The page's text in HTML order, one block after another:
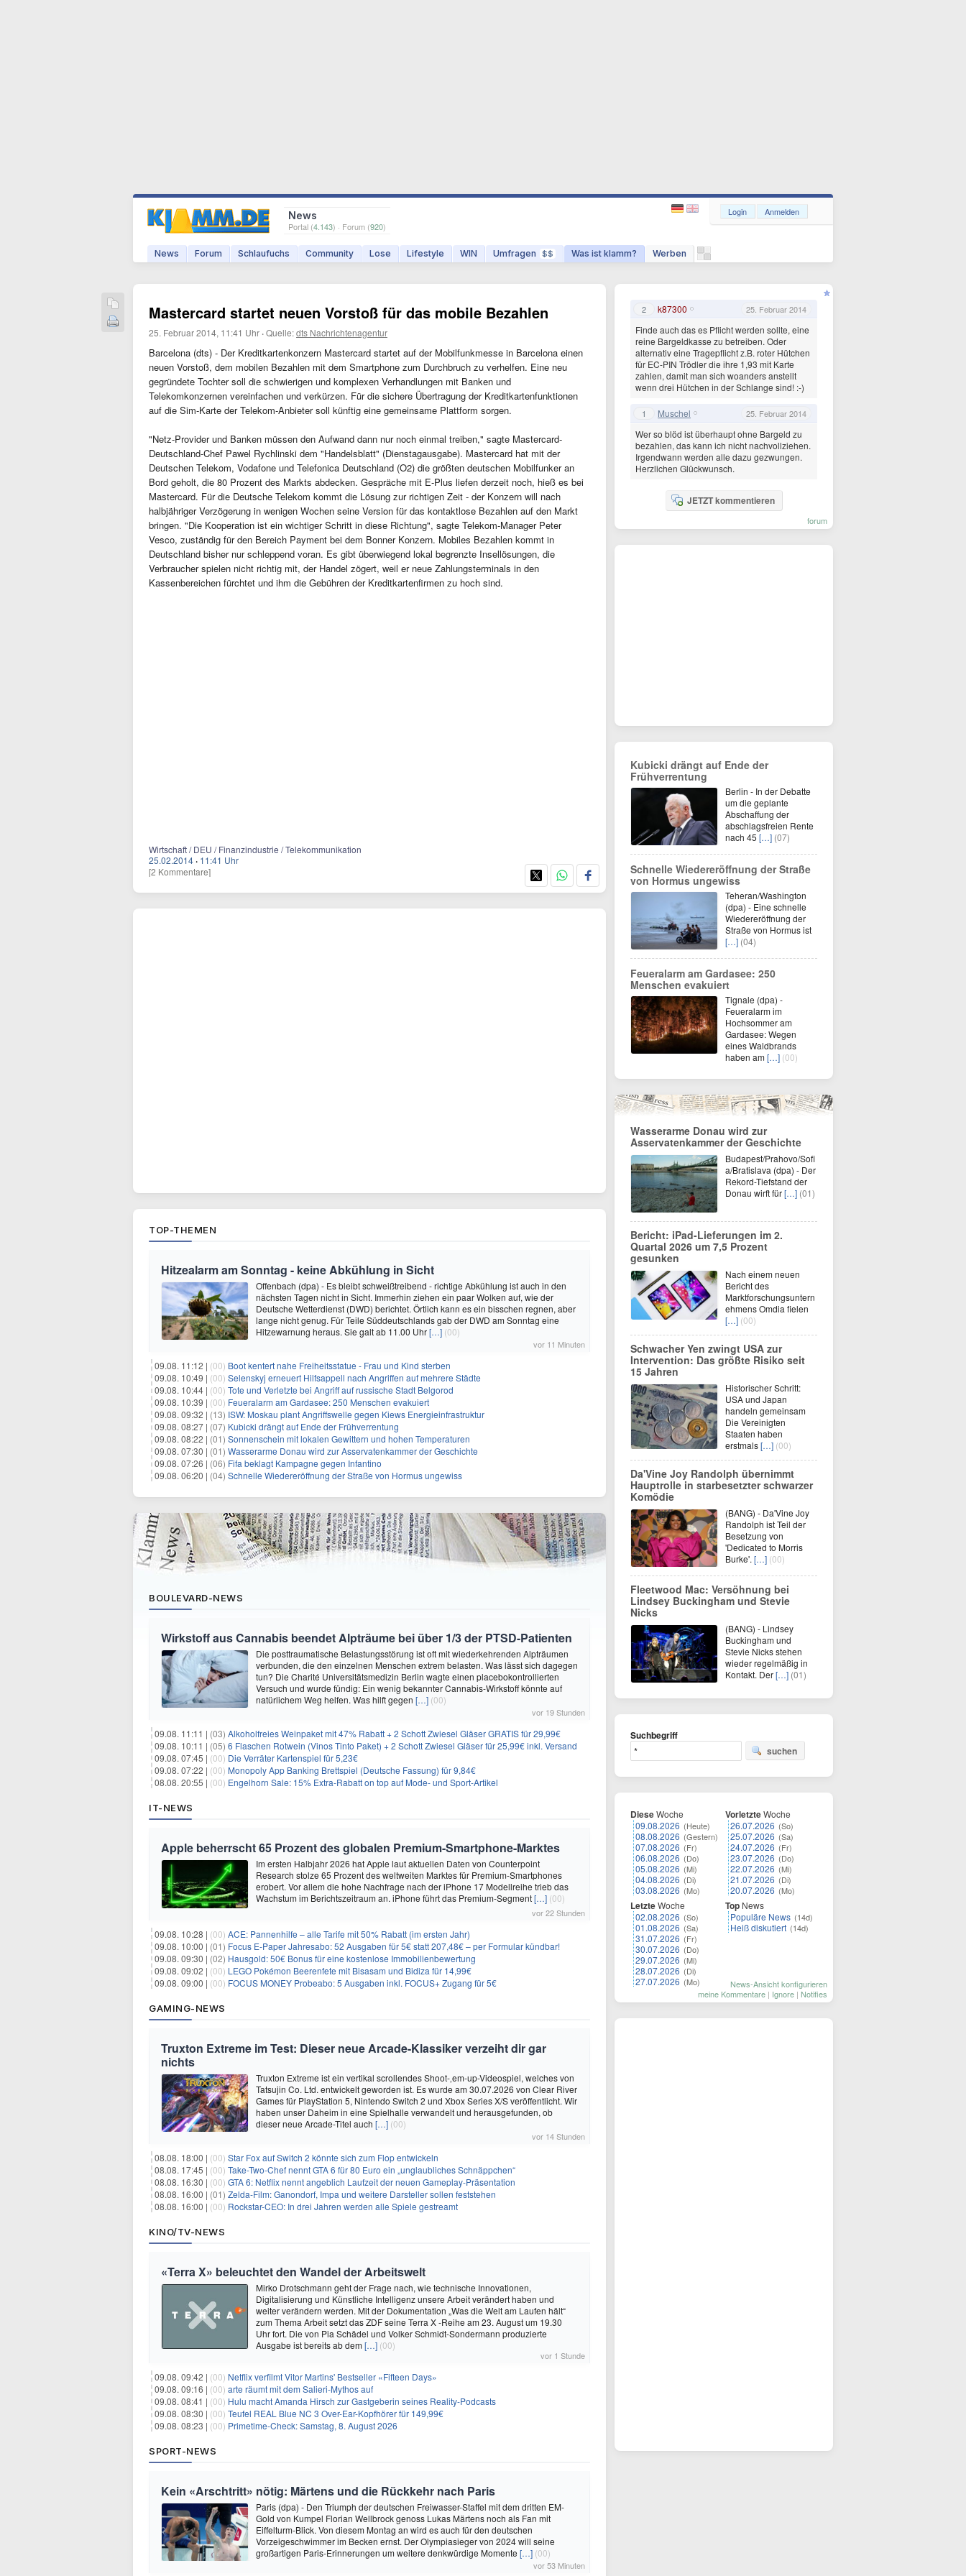
News
Portal (4.143) · Forum (920)
News Forum Schlaufuchs Community Lose Lifestyle WIN Umfragen $$ Was ist klamm? Werben
Login Anmelden
Mastercard startet neuen Vorstoß für das mobile Bezahlen
25. Februar 2014, 11:41 Uhr ·Quelle:dts Nachrichtenagentur
Barcelona (dts) - Der Kreditkartenkonzern Mastercard startet auf der Mobilfunkmesse in Barcelona einen
neuen Vorstoß, dem mobilen Bezahlen mit dem Smartphone zum Durchbruch zu verhelfen. Eine neu
gegründete Tochter soll die schwierigen und komplexen Verhandlungen mit Banken und
Telekomkonzernen vereinfachen und verkürzen. Für die sichere Übertragung der Kreditkartenfunktionen
auf die Sim-Karte der Telekom-Anbieter soll künftig eine gemeinsame Plattform sorgen.
"Netz-Provider und Banken müssen den Aufwand dann nur noch einmal treiben," sagte Mastercard-
Deutschland-Chef Pawel Rychlinski dem "Handelsblatt" (Dienstagausgabe). Mastercard hat mit der
Deutschen Telekom, Vodafone und Telefonica Deutschland (O2) die größten deutschen Mobilfunker an
Bord geholt, die 80 Prozent des Markts abdecken. Gespräche mit E-Plus liefen derzeit noch, hieß es bei
Mastercard. Für die Deutsche Telekom kommt die Lösung zur richtigen Zeit - der Konzern will nach
halbjähriger Verzögerung in wenigen Wochen seine Version für das kontaktlose Bezahlen auf den Markt
bringen. "Die Kooperation ist ein wichtiger Schritt in diese Richtung", sagte Telekom-Manager Peter
Vesco, zuständig für den Bereich Payment bei dem Bonner Konzern. Mobiles Bezahlen kommt in
Deutschland bisher nur schleppend voran. Es gibt überwiegend lokal begrenzte Insellösungen, die
Verbraucher spielen nicht richtig mit, der Handel zögert, weil er neue Zahlungsterminals in den
Kassenbereichen fürchtet und ihm die Gebühren der Kreditkartenfirmen zu hoch sind.
Wirtschaft / DEU / Finanzindustrie / Telekommunikation
25.02.2014 · 11:41 Uhr
[2 Kommentare]
TOP-THEMEN
Hitzealarm am Sonntag - keine Abkühlung in Sicht
Offenbach (dpa) - Es bleibt schweißtreibend - richtige Abkühlung ist auch in den
nächsten Tagen nicht in Sicht. Immerhin ziehen ein paar Wolken auf, wie der
Deutsche Wetterdienst (DWD) berichtet. Örtlich kann es ein bisschen regnen, aber
lange nicht genug. Für Teile Süddeutschlands gab der DWD am Sonntag eine
Hitzewarnung heraus. Sie galt ab 11.00 Uhr[…] (00)
vor 11 Minuten
09.08. 11:12 | (00) Boot kentert nahe Freiheitsstatue - Frau und Kind sterben
09.08. 10:49 | (00) Selenskyj erneuert Hilfsappell nach Angriffen auf mehrere Städte
09.08. 10:44 | (00) Tote und Verletzte bei Angriff auf russische Stadt Belgorod
09.08. 10:39 | (00) Feueralarm am Gardasee: 250 Menschen evakuiert
09.08. 09:32 | (13) ISW: Moskau plant Angriffswelle gegen Kiews Energieinfrastruktur
09.08. 08:27 | (07) Kubicki drängt auf Ende der Frühverrentung
09.08. 08:22 | (01) Sonnenschein mit lokalen Gewittern und hohen Temperaturen
09.08. 07:30 | (01) Wasserarme Donau wird zur Asservatenkammer der Geschichte
09.08. 07:26 | (06) Fifa beklagt Kampagne gegen Infantino
09.08. 06:20 | (04) Schnelle Wiedereröffnung der Straße von Hormus ungewiss
BOULEVARD-NEWS
Wirkstoff aus Cannabis beendet Alpträume bei über 1/3 der PTSD-Patienten
Die posttraumatische Belastungsstörung ist oft mit wiederkehrenden Alpträumen
verbunden, die den einzelnen Menschen extrem belasten. Was lässt sich dagegen
tun? Die Charité Universitätsmedizin Berlin wagte einen placebokontrollierten
Versuch und wurde fündig: Ein wenig bekannter Cannabis-Wirkstoff könnte auf
natürlichem Weg helfen. Was hilft gegen […] (00)
vor 19 Stunden
09.08. 11:11 | (03) Alkoholfreies Weinpaket mit 47% Rabatt + 2 Schott Zwiesel Gläser GRATIS für 29,99€
09.08. 10:11 | (05) 6 Flaschen Rotwein (Vinos Tinto Paket) + 2 Schott Zwiesel Gläser für 25,99€ inkl. Versand
09.08. 07:45 | (00) Die Verräter Kartenspiel für 5,23€
09.08. 07:22 | (00) Monopoly App Banking Brettspiel (Deutsche Fassung) für 9,84€
08.08. 20:55 | (00) Engelhorn Sale: 15% Extra-Rabatt on top auf Mode- und Sport-Artikel
IT-NEWS
Apple beherrscht 65 Prozent des globalen Premium-Smartphone-Marktes
Im ersten Halbjahr 2026 hat Apple laut aktuellen Daten von Counterpoint
Research stolze 65 Prozent des weltweiten Marktes für Premium-Smartphones
erobert. Vor allem die hohe Nachfrage nach der iPhone 17 Modellreihe trieb das
Wachstum im Berichtszeitraum an. iPhone führt das Premium-Segment[…] (00)
vor 22 Stunden
09.08. 10:28 | (00) ACE: Pannenhilfe – alle Tarife mit 50% Rabatt (im ersten Jahr)
09.08. 10:00 | (01) Focus E-Paper Jahresabo: 52 Ausgaben für 5€ statt 207,48€ – per Formular kündbar!
09.08. 09:30 | (02) Hausgold: 50€ Bonus für eine kostenlose Immobilienbewertung
09.08. 09:02 | (00) LEGO Pokémon Beerenfete mit Bisasam und Bidiza für 14,99€
09.08. 09:00 | (00) FOCUS MONEY Probeabo: 5 Ausgaben inkl. FOCUS+ Zugang für 5€
GAMING-NEWS
Truxton Extreme im Test: Dieser neue Arcade-Klassiker verzeiht dir gar
nichts
Truxton Extreme ist ein vertikal scrollendes Shoot-‚em-up-Videospiel, welches von
Tatsujin Co. Ltd. entwickelt geworden ist. Es wurde am 30.07.2026 von Clear River
Games für PlayStation 5, Nintendo Switch 2 und Xbox Series X/S veröffentlicht. Wir
haben unser Daheim in eine Spielhalle verwandelt und herausgefunden, ob
dieser neue Arcade-Titel auch […] (00)
vor 14 Stunden
08.08. 18:00 | (00) Star Fox auf Switch 2 könnte sich zum Flop entwickeln
08.08. 17:45 | (00) Take-Two-Chef nennt GTA 6 für 80 Euro ein „unglaubliches Schnäppchen“
08.08. 16:30 | (00) GTA 6: Netflix nennt angeblich Laufzeit der neuen Gameplay-Präsentation
08.08. 16:00 | (01) Zelda-Film: Ganondorf, Impa und weitere Darsteller sollen feststehen
08.08. 16:00 | (00) Rockstar-CEO: In drei Jahren werden alle Spiele gestreamt
KINO/TV-NEWS
«Terra X» beleuchtet den Wandel der Arbeitswelt
Mirko Drotschmann geht der Frage nach, wie technische Innovationen,
Digitalisierung und Künstliche Intelligenz unsere Arbeit verändert haben und
weiter verändern werden. Mit der Dokumentation „Was die Welt am Laufen hält“
zum Thema Arbeit setzt das ZDF seine Terra X -Reihe am 23. August um 19.30
Uhr fort. Die von Pia Schädel und Volker Schmidt-Sondermann produzierte
Ausgabe ist bereits ab dem[…] (00)
vor 1 Stunde
09.08. 09:42 | (00) Netflix verfilmt Vitor Martins' Bestseller «Fifteen Days»
09.08. 09:16 | (00) arte räumt mit dem Salieri-Mythos auf
09.08. 08:41 | (00) Hulu macht Amanda Hirsch zur Gastgeberin seines Reality-Podcasts
09.08. 08:30 | (00) Teufel REAL Blue NC 3 Over-Ear-Kopfhörer für 149,99€
09.08. 08:23 | (00) Primetime-Check: Samstag, 8. August 2026
SPORT-NEWS
Kein «Arschtritt» nötig: Märtens und die Rückkehr nach Paris
Paris (dpa) - Den Triumph der deutschen Freiwasser-Staffel mit dem dritten EM-
Gold von Kumpel Florian Wellbrock genoss Lukas Märtens noch als Fan mit
Eiffelturm-Blick. Von diesem Montag an wird es auch für den deutschen
Vorzeigeschwimmer im Becken ernst. Der Olympiasieger von 2024 will seine
großartigen Paris-Erinnerungen um weitere denkwürdige Momente […] (00)
vor 53 Minuten
2 k87300 25. Februar 2014
Finde auch das es Pflicht werden sollte, eine
reine Bargeldkasse zu betreiben. Oder
alternativ eine Tragepflicht z.B. roter Hütchen
für EC-PIN Trödler die ihre 1,93 mit Karte
zahlen, damit man sich woanders anstellt
wenn drei Hütchen in der Schlange sind! :-)
1 Muschel 25. Februar 2014
Wer so blöd ist überhaupt ohne Bargeld zu
bezahlen, das kann ich nicht nachvollziehen.
Irgendwann werden alle dazu gezwungen.
Herzlichen Glückwunsch.
JETZT kommentieren
forum
Kubicki drängt auf Ende der
Frühverrentung
Berlin - In der Debatte
um die geplante
Abschaffung der
abschlagsfreien Rente
nach 45 […] (07)
Schnelle Wiedereröffnung der Straße
von Hormus ungewiss
Teheran/Washington
(dpa) - Eine schnelle
Wiedereröffnung der
Straße von Hormus ist
[…] (04)
Feueralarm am Gardasee: 250
Menschen evakuiert
Tignale (dpa) -
Feueralarm im
Hochsommer am
Gardasee: Wegen
eines Waldbrands
haben am[…] (00)
Wasserarme Donau wird zur
Asservatenkammer der Geschichte
Budapest/Prahovo/Sofi
a/Bratislava (dpa) - Der
Rekord-Tiefstand der
Donau wirft für[…] (01)
Bericht: iPad-Lieferungen im 2.
Quartal 2026 um 7,5 Prozent
gesunken
Nach einem neuen
Bericht des
Marktforschungsuntern
ehmens Omdia fielen
[…] (00)
Schwacher Yen zwingt USA zur
Intervention: Das größte Risiko seit
15 Jahren
Historischer Schritt:
USA und Japan
handeln gemeinsam
Die Vereinigten
Staaten haben
erstmals[…] (00)
Da'Vine Joy Randolph übernimmt
Hauptrolle in starbesetzter schwarzer
Komödie
(BANG) - Da'Vine Joy
Randolph ist Teil der
Besetzung von
'Dedicated to Morris
Burke'. […] (00)
Fleetwood Mac: Versöhnung bei
Lindsey Buckingham und Stevie
Nicks
(BANG) - Lindsey
Buckingham und
Stevie Nicks stehen
wieder regelmäßig in
Kontakt. Der[…] (01)
Suchbegriff
suchen
DieseWoche
09.08.2026 (Heute)
08.08.2026 (Gestern)
07.08.2026 (Fr)
06.08.2026 (Do)
05.08.2026 (Mi)
04.08.2026 (Di)
03.08.2026 (Mo)
LetzteWoche
02.08.2026 (So)
01.08.2026 (Sa)
31.07.2026 (Fr)
30.07.2026 (Do)
29.07.2026 (Mi)
28.07.2026 (Di)
27.07.2026 (Mo)
VorletzteWoche
26.07.2026 (So)
25.07.2026 (Sa)
24.07.2026 (Fr)
23.07.2026 (Do)
22.07.2026 (Mi)
21.07.2026 (Di)
20.07.2026 (Mo)
Top News
Populäre News (14d)
Heiß diskutiert (14d)
News-Ansicht konfigurieren
meine Kommentare | Ignore | Notifies